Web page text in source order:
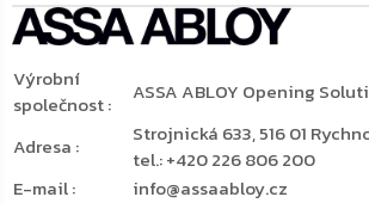
Výrobní
společnost:
ASSA ABLOY Opening
Adresa :
Strojnická 633, 516 01
tel.: +420 226 806 200
E-mail: info@assaabloy.cz